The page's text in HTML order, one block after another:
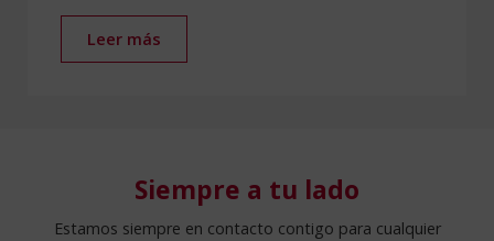
Leer más
Siempre a tu lado
Estamos siempre en contacto contigo para cualquier